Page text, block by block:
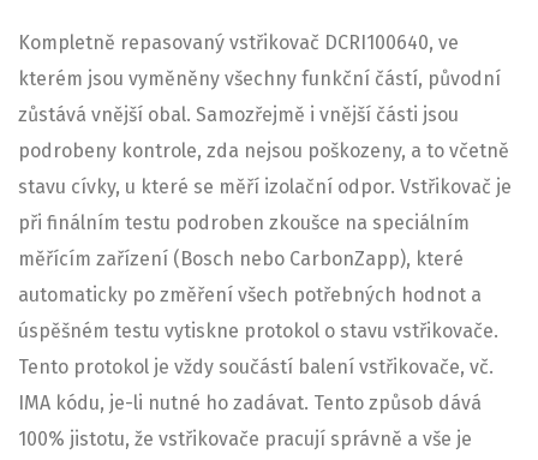
Kompletně repasovaný vstřikovač DCRI100640, ve
kterém jsou vyměněny všechny funkční částí, původní
zůstává vnější obal. Samozřejmě i vnější části jsou
podrobeny kontrole, zda nejsou poškozeny, a to včetně
stavu cívky, u které se měří izolační odpor. Vstřikovač je
při finálním testu podroben zkoušce na speciálním
měřícím zařízení (Bosch nebo CarbonZapp), které
automaticky po změření všech potřebných hodnot a
úspěšném testu vytiskne protokol o stavu vstřikovače.
Tento protokol je vždy součástí balení vstřikovače, vč.
IMA kódu, je-li nutné ho zadávat. Tento způsob dává
100% jistotu, že vstřikovače pracují správně a vše je